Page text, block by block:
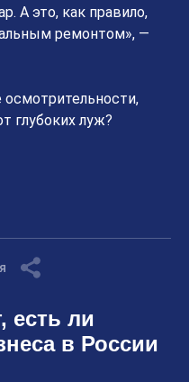
А это, как правило,
ремонтом», —
глубоких луж?
есть ли
в России